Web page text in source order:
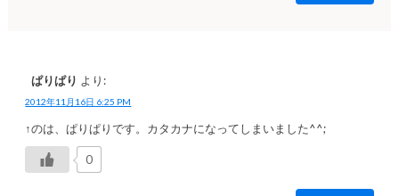
ぱりぱり より:
2012年11月16日 6:25 PM
↑のは、ぱりぱりです。カタカナになってしまいました^^;
0